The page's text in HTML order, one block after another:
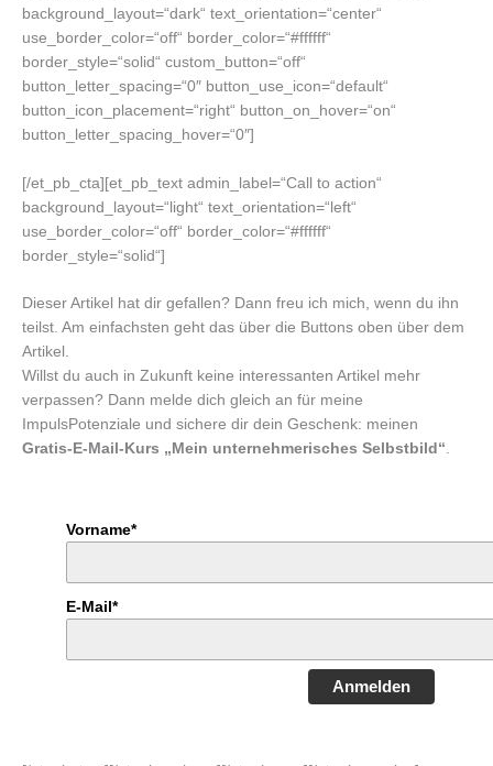
background_layout=“dark“ text_orientation=“center“
use_border_color=“off“ border_color=“#ffffff“
border_style=“solid“ custom_button=“off“
button_letter_spacing=“0″ button_use_icon=“default“
button_icon_placement=“right“ button_on_hover=“on“
button_letter_spacing_hover=“0″]
[/et_pb_cta][et_pb_text admin_label=“Call to action“
background_layout=“light“ text_orientation=“left“
use_border_color=“off“ border_color=“#ffffff“
border_style=“solid“]
Dieser Artikel hat dir gefallen? Dann freu ich mich, wenn du ihn
teilst. Am einfachsten geht das über die Buttons oben über dem
Artikel.
Willst du auch in Zukunft keine interessanten Artikel mehr
verpassen? Dann melde dich gleich an für meine
ImpulsPotenziale und sichere dir dein Geschenk: meinen
Gratis-E-Mail-Kurs „Mein unternehmerisches Selbstbild“.
Vorname*
E-Mail*
Anmelden